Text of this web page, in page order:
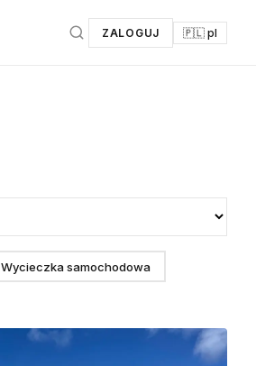
ZALOGUJ 🇵🇱 pl
Wycieczka samochodowa